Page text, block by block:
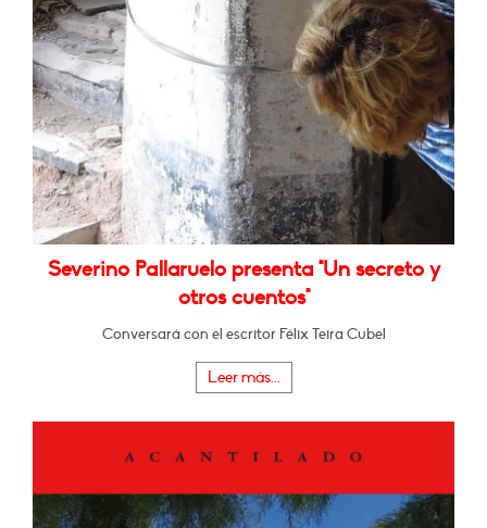
Severino Pallaruelo presenta "Un secreto y
otros cuentos"
Conversará con el escritor Félix Teira Cubel
Leer más...